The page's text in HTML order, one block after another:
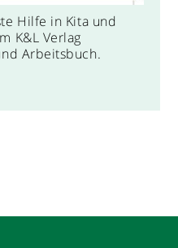
Hilfe in Kita und
K&L Verlag
Arbeitsbuch.